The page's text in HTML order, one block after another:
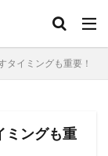
タイミングも重要！
ミングも重